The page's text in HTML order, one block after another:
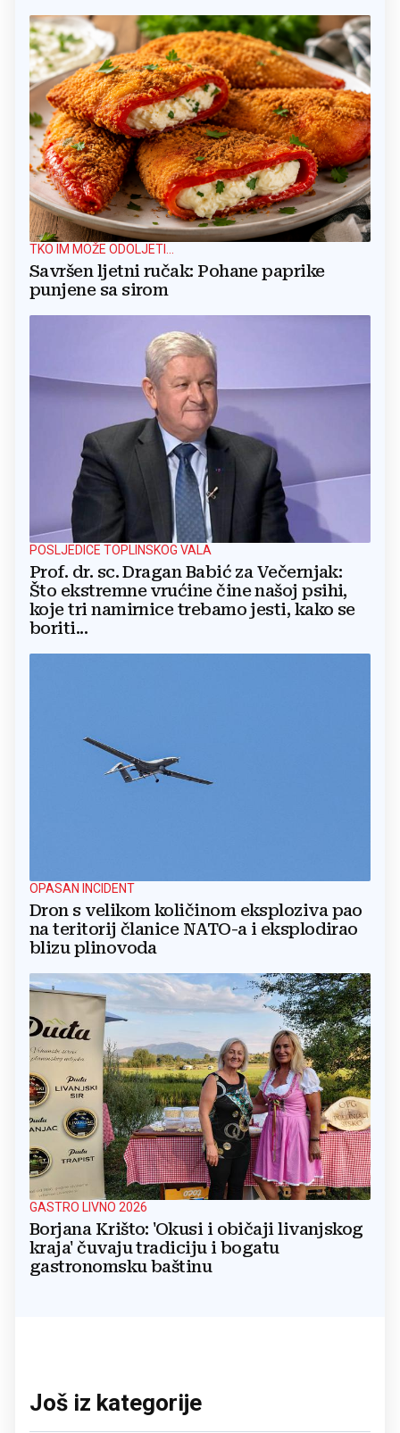
TKO IM MOŽE ODOLJETI...
Savršen ljetni ručak: Pohane paprike
punjene sa sirom
POSLJEDICE TOPLINSKOG VALA
Prof. dr. sc. Dragan Babić za Večernjak:
Što ekstremne vrućine čine našoj psihi,
koje tri namirnice trebamo jesti, kako se
boriti...
OPASAN INCIDENT
Dron s velikom količinom eksploziva pao
na teritorij članice NATO-a i eksplodirao
blizu plinovoda
GASTRO LIVNO 2026
Borjana Krišto: 'Okusi i običaji livanjskog
kraja' čuvaju tradiciju i bogatu
gastronomsku baštinu
Još iz kategorije